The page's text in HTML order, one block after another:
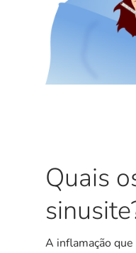
Quais
A inflamação